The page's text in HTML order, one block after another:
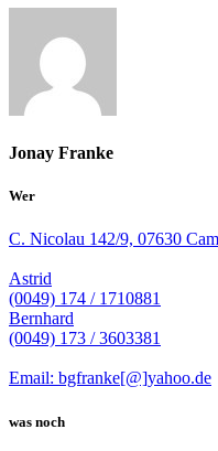
Jonay Franke
Wer
C. Nicolau 142/9, 07630
Astrid
(0049) 174 / 1710881
Bernhard
(0049) 173 / 3603381
Email: bgfranke[@]yahoo.de
was noch